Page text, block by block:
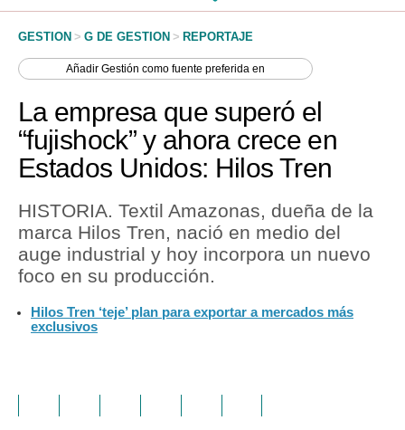
GESTION > G DE GESTION > REPORTAJE
AñadirGestión como fuente preferida en
La empresa que superó el
“fujishock” y ahora crece en
Estados Unidos: Hilos Tren
HISTORIA. Textil Amazonas, dueña de la
marca Hilos Tren, nació en medio del
auge industrial y hoy incorpora un nuevo
foco en su producción.
Hilos Tren ‘teje’ plan para exportar a mercados más
exclusivos